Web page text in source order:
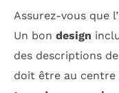
Assurez-vous que
Un bon design
des descriptions
doit être au centre